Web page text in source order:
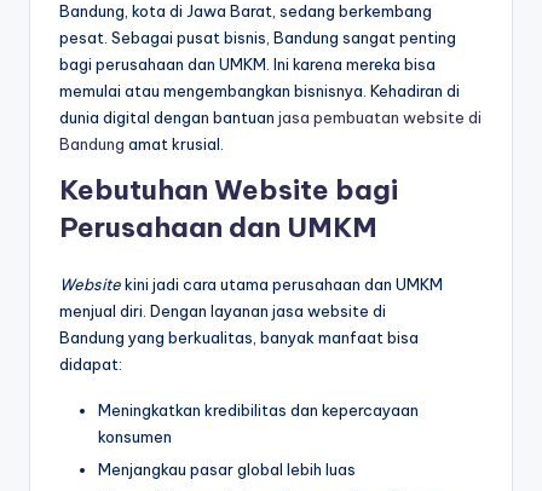
Bandung, kota di Jawa Barat, sedang berkembang
pesat. Sebagai pusat bisnis, Bandung sangat penting
bagi perusahaan dan UMKM. Ini karena mereka bisa
memulai atau mengembangkan bisnisnya. Kehadiran di
dunia digital dengan bantuan jasa pembuatan website di
Bandung amat krusial.
Kebutuhan Website bagi
Perusahaan dan UMKM
Websitekini jadi cara utama perusahaan dan UMKM
menjual diri. Dengan layanan jasa website di
Bandung yang berkualitas, banyak manfaat bisa
didapat:
Meningkatkan kredibilitas dan kepercayaan
konsumen
Menjangkau pasar global lebih luas